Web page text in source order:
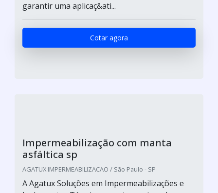
garantir uma aplicaç&ati...
Cotar agora
Impermeabilização com manta
asfáltica sp
AGATUX IMPERMEABILIZACAO / São Paulo - SP
A Agatux Soluções em Impermeabilizações e